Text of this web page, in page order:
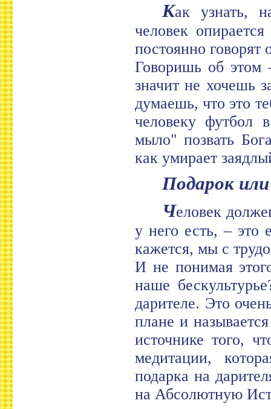
Как узнать,
человек
постоянно говорят
Говоришь об этом
значит не хочешь
думаешь, что это
человеку футбол
мыло" позвать
как умирает
Подарок
Человек
у него есть, – это
кажется, мы с
И не понимая
наше
дарителе. Это
плане и
источнике того,
медитации,
подарка на
на Абсолютную